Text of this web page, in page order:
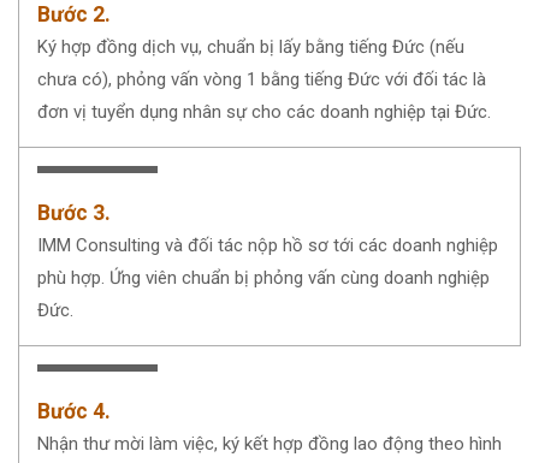
Bước 2.
Ký hợp đồng dịch vụ, chuẩn bị lấy bằng tiếng Đức (nếu
chưa có), phỏng vấn vòng 1 bằng tiếng Đức với đối tác là
đơn vị tuyển dụng nhân sự cho các doanh nghiệp tại Đức.
Bước 3.
IMM Consulting và đối tác nộp hồ sơ tới các doanh nghiệp
phù hợp. Ứng viên chuẩn bị phỏng vấn cùng doanh nghiệp
Đức.
Bước 4.
Nhận thư mời làm việc, ký kết hợp đồng lao động theo hình